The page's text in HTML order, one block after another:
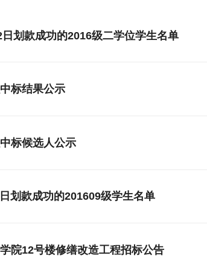
划款成功的2016级二学位学生名单
标结果公示
标候选人公示
划款成功的201609级学生名单
院12号楼修缮改造工程招标公告